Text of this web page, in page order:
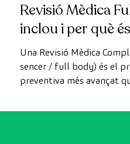
Revisió Mèdica
inclou i per què
avançada
Una Revisió Mèdica
sencer / full body) és el
preventiva més avançat
convencionals, aquesta